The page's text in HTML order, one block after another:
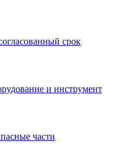
срок
и инструмент
части